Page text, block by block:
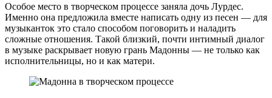
Особое место в творческом процессе заняла дочь Лурдес.
Именно она предложила вместе написать одну из песен — для
музыканток это стало способом поговорить и наладить
сложные отношения. Такой близкий, почти интимный диалог
в музыке раскрывает новую грань Мадонны — не только как
исполнительницы, но и как матери.